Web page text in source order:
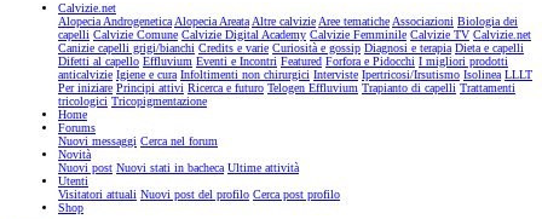
Calvizie.net
Alopecia AndrogeneticaAlopecia AreataAltre calvizieAree tematicheAssociazioni Biologia dei
capelli Calvizie Comune Calvizie Digital Academy Calvizie Femminile Calvizie TV Calvizie.net
Canizie capelli grigi/bianchi Credits e varie Curiosità e gossip Diagnosi e terapia Dieta e capelli
Difetti al capello Effluvium Eventi e Incontri Featured Forfora e Pidocchi I migliori prodotti
anticalvizie Igiene e cura Infoltimenti non chirurgici Interviste Ipertricosi/Irsutismo Isolinea LLLT
Per iniziare Principi attivi Ricerca e futuro Telogen Effluvium Trapianto di capelli Trattamenti
tricologici Tricopigmentazione
Home
Forums
Nuovi messaggi Cerca nel forum
Novità
Nuovi post Nuovi stati in bacheca Ultime attività
Utenti
Visitatori attuali Nuovi post del profilo Cerca post profilo
Shop